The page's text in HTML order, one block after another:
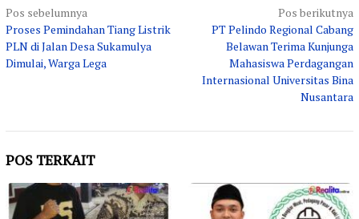
Navigasi
pos
Pos sebelumnya
Proses Pemindahan Tiang Listrik
PLN di Jalan Desa Sukamulya
Dimulai, Warga Lega
Pos berikutnya
PT Pelindo Regional Cabang
Belawan Terima Kunjunga
Mahasiswa Perdagangan
Internasional Universitas Bina
Nusantara
POS TERKAIT